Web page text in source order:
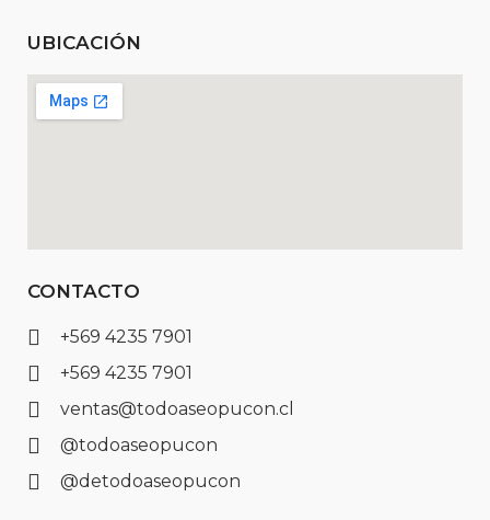
UBICACIÓN
CONTACTO
+569 4235 7901
+569 4235 7901
ventas@todoaseopucon.cl
@todoaseopucon
@detodoaseopucon